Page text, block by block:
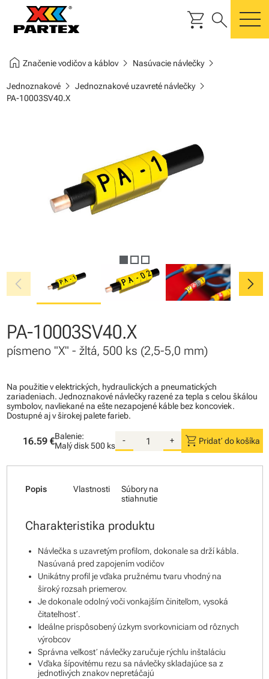
shopping_cart search
home Značenie vodičov a káblovchevron_right Nasúvacie návlečkychevron_right
Jednoznakovéchevron_right Jednoznakové uzavreté návlečkychevron_right
PA-10003SV40.X
chevron_left chevron_right
PA-10003SV40.X
písmeno "X" - žltá, 500 ks (2,5-5,0 mm)
Na použitie v elektrických, hydraulických a pneumatických
zariadeniach. Jednoznakové návlečky razené za tepla s celou škálou
symbolov, navliekané na ešte nezapojené káble bez koncoviek.
Dostupné aj v širokej palete farieb.
16.59 €Balenie:
Malý disk500 ks
- + shopping_cart Pridať do košíka
Popis Vlastnosti
Súbory na
stiahnutie
Charakteristika produktu
Návlečka s uzavretým profilom, dokonale sa drží kábla.
Nasúvaná pred zapojením vodičov
Unikátny profil je vďaka pružnému tvaru vhodný na
široký rozsah priemerov.
Je dokonale odolný voči vonkajším činiteľom, vysoká
čitateľnosť.
Ideálne prispôsobený úzkym svorkovniciam od rôznych
výrobcov
Správna veľkosť návlečky zaručuje rýchlu inštaláciu
Vďaka šípovitému rezu sa návlečky skladajúce sa z
jednotlivých znakov nepretáčajú